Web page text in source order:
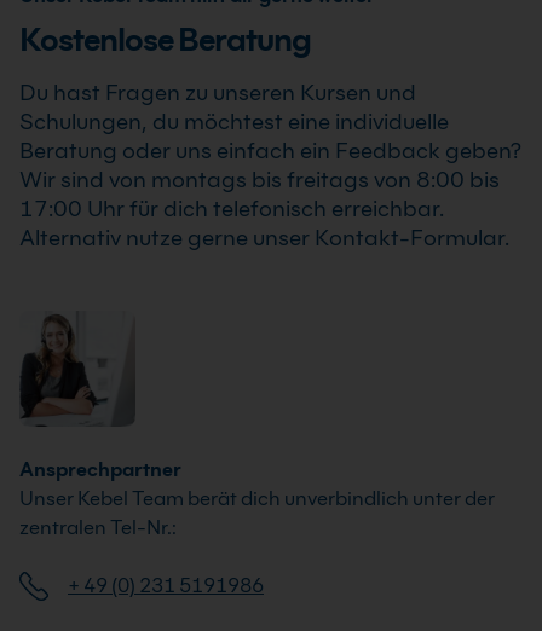
erwerben.
Zudem erhalten Sie Einblicke in die Organisation von
Datenbankservern. Der Kurs erklärt auch den Begriff
Alltag.
Kostenlose Beratung
Du hast Fragen zu unseren Kursen und
Schulungen, du möchtest eine individuelle
Beratung oder uns einfach ein Feedback geben?
Wir sind von montags bis freitags von 8:00 bis
17:00 Uhr für dich telefonisch erreichbar.
Alternativ nutze gerne unser Kontakt-Formular.
Ansprechpartner
Unser Kebel Team berät dich unverbindlich unter der
zentralen Tel-Nr.:
+ 49 (0) 231 5191986